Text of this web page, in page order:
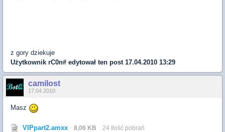
z gory dziekuje
Użytkownik rC0n# edytował ten post 17.04.2010 13:29
camilost
17.04.2010
Masz
VIPpart2.amxx 8,06 KB 24 Ilość pobrań